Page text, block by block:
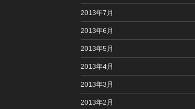
2013年7月
2013年6月
2013年5月
2013年4月
2013年3月
2013年2月